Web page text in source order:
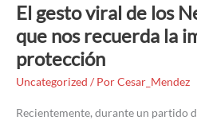
El gesto viral de los
que nos recuerda la
protección
Uncategorized / PorCesar_Mendez
Recientemente, durante un partido